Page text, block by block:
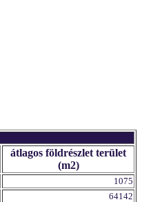
átlagos földrészlet terület
(m2)
1075
64142